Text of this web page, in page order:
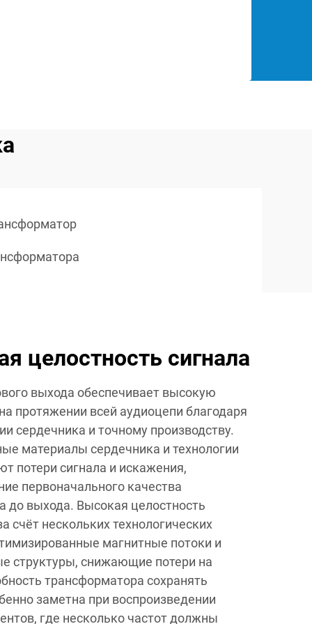
целостность сигнала
выхода обеспечивает высокую
протяжении всей аудиоцепи благодаря
сердечника и точному производству.
материалы сердечника и технологии
потери сигнала и искажения,
первоначального качества
до выхода. Высокая целостность
счёт нескольких технологических
магнитные потоки и
структуры, снижающие потери на
трансформатора сохранять
заметна при воспроизведении
где несколько частот должны